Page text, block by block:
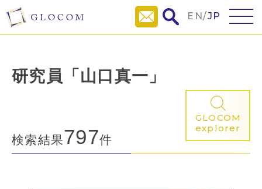
EN/JP
研究員「山口真一」
GLOCOM
explorer
検索結果797件